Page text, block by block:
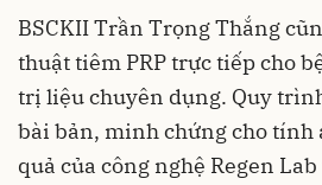
BSCKII Trần Trọng Thắng
thuật tiêm PRP trực tiếp cho
trị liệu chuyên dụng. Quy
bài bản, minh chứng cho tính
quả của công nghệ Regen